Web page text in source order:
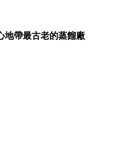
帶最古老的蒸餾廠